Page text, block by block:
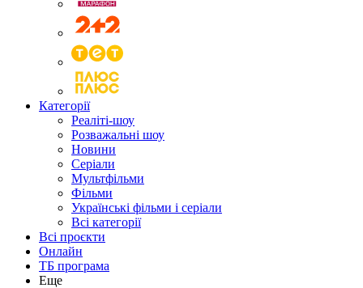
Категорії
Реаліті-шоу
Розважальні шоу
Новини
Серіали
Мультфільми
Фільми
Українські фільми і серіали
Всі категорії
Всі проєкти
Онлайн
ТБ програма
Еще